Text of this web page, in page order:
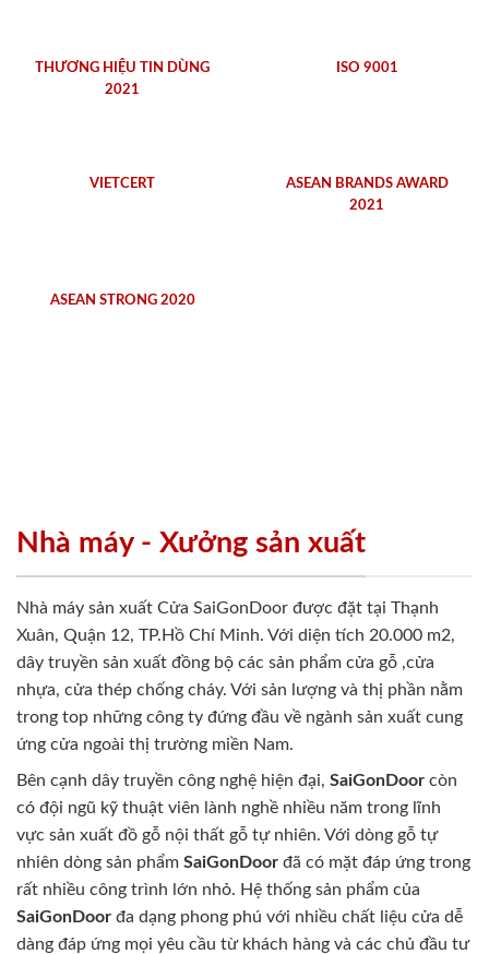
THƯƠNG HIỆU TIN DÙNG
2021
ISO 9001
VIETCERT
ASEAN BRANDS AWARD
2021
ASEAN STRONG 2020
Nhà máy - Xưởng sản xuất
Nhà máy sản xuất Cửa SaiGonDoor được đặt tại Thạnh
Xuân, Quận 12, TP.Hồ Chí Minh. Với diện tích 20.000 m2,
dây truyền sản xuất đồng bộ các sản phẩm cửa gỗ ,cửa
nhựa, cửa thép chống cháy. Với sản lượng và thị phần nằm
trong top những công ty đứng đầu về ngành sản xuất cung
ứng cửa ngoài thị trường miền Nam.
Bên cạnh dây truyền công nghệ hiện đại, SaiGonDoor còn
có đội ngũ kỹ thuật viên lành nghề nhiều năm trong lĩnh
vực sản xuất đồ gỗ nội thất gỗ tự nhiên. Với dòng gỗ tự
nhiên dòng sản phẩm SaiGonDoor đã có mặt đáp ứng trong
rất nhiều công trình lớn nhỏ. Hệ thống sản phẩm của
SaiGonDoor đa dạng phong phú với nhiều chất liệu cửa dễ
dàng đáp ứng mọi yêu cầu từ khách hàng và các chủ đầu tư